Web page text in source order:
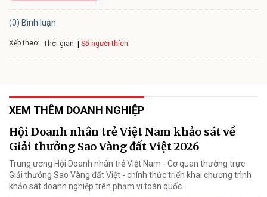
(0) Bình luận
Xếp theo: Thời gian Số người thích
XEM THÊM DOANH NGHIỆP
Hội Doanh nhân trẻ Việt Nam khảo sát về
Giải thưởng Sao Vàng đất Việt 2026
Trung ương Hội Doanh nhân trẻ Việt Nam - Cơ quan thường trực
Giải thưởng Sao Vàng đất Việt - chính thức triển khai chương trình
khảo sát doanh nghiệp trên phạm vi toàn quốc.